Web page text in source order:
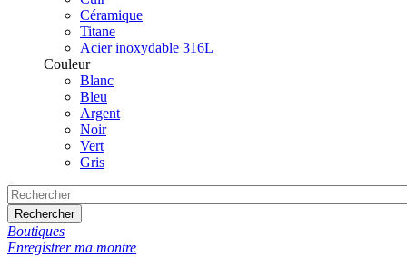
Céramique
Titane
Acier inoxydable 316L
Couleur
Blanc
Bleu
Argent
Noir
Vert
Gris
Rechercher
Boutiques
Enregistrer ma montre